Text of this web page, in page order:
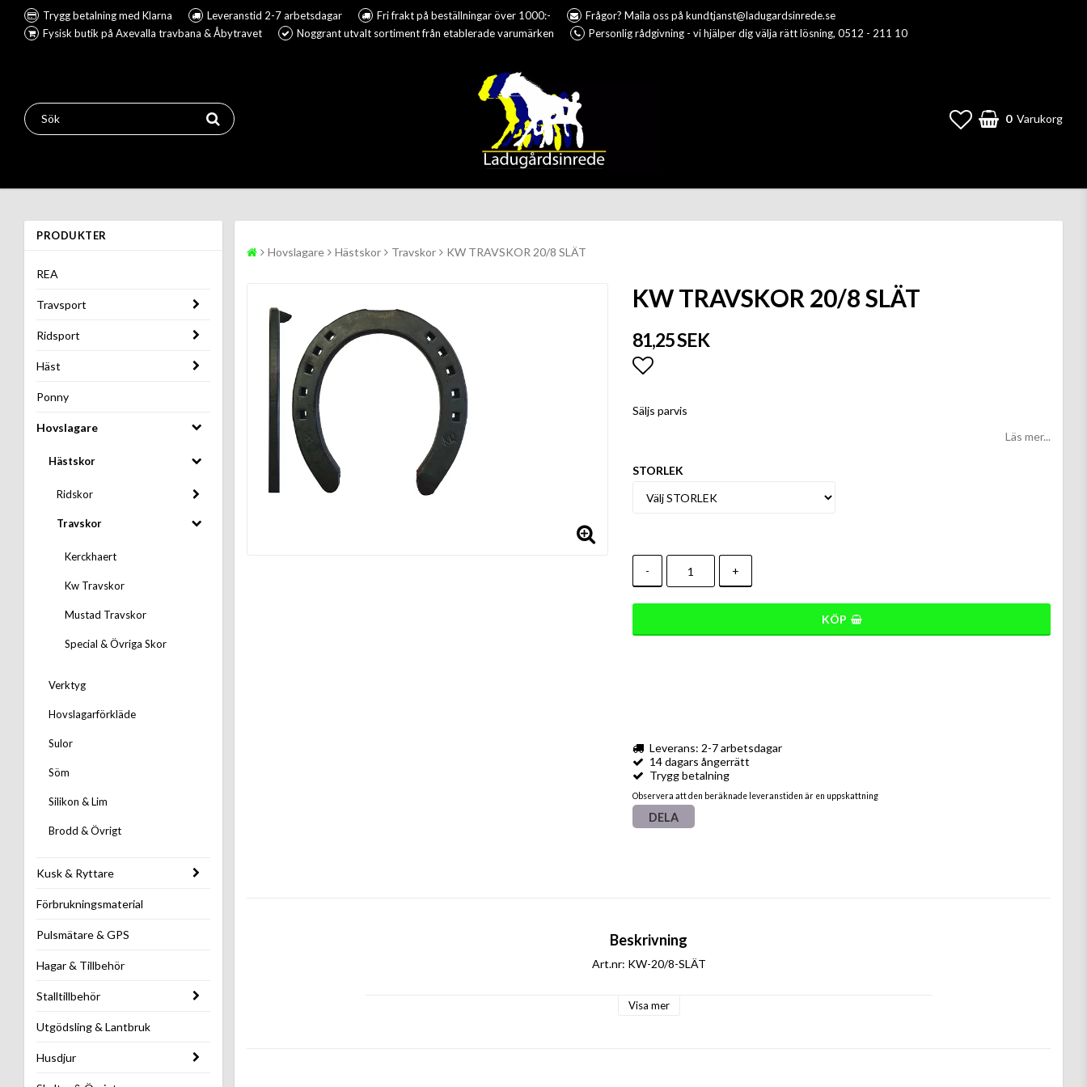
Trygg betalning med Klarna Leveranstid 2-7 arbetsdagar Fri frakt på beställningar över 1000:-
Frågor? Maila oss på kundtjanst@ladugardsinrede.se
Fysisk butik på Axevalla travbana & Åbytravet
Noggrant utvalt sortiment från etablerade varumärken Personlig rådgivning - vi hjälper dig välja rätt lösning, 0512 - 211 10
0 Varukorg
PRODUKTER
REA
Travsport
Ridsport
Häst
Ponny
Hovslagare
Hästskor
Ridskor
Travskor
Kerckhaert
Kw Travskor
Mustad Travskor
Special & Övriga Skor
Verktyg
Hovslagarförkläde
Sulor
Söm
Silikon & Lim
Brodd & Övrigt
Kusk & Ryttare
Förbrukningsmaterial
Pulsmätare & GPS
Hagar & Tillbehör
Stalltillbehör
Utgödsling & Lantbruk
Husdjur
Hovslagare Hästskor Travskor KW TRAVSKOR 20/8 SLÄT
KW TRAVSKOR 20/8 SLÄT
81,25 SEK
Säljs parvis
Läs mer...
STORLEK
- +
KÖP
Leverans: 2-7 arbetsdagar
14 dagars ångerrätt
Trygg betalning
Observera att den beräknade leveranstiden är en uppskattning
DELA
Beskrivning
Art.nr: KW-20/8-SLÄT
Visa mer